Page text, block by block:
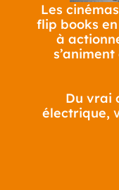
Les
flip books
à
Du vrai
électrique,